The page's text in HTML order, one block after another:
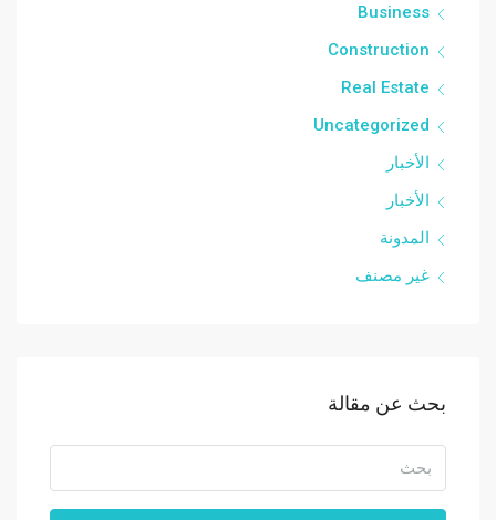
Business
Construction
Real Estate
Uncategorized
الأخبار
الأخبار
المدونة
غير مصنف
بحث عن مقالة